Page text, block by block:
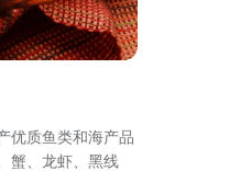
优质鱼类和海产品
蟹、龙虾、黑线